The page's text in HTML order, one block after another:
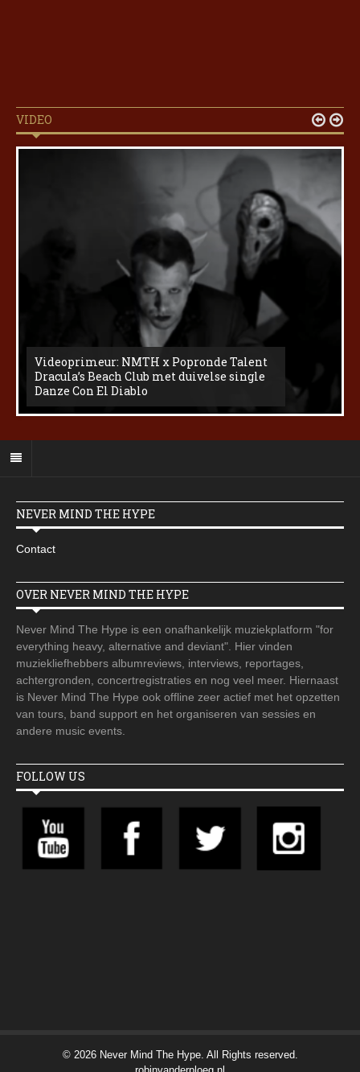
VIDEO
Videoprimeur: NMTH x Popronde Talent
Dracula’s Beach Club met duivelse single
Danze Con El Diablo
 
NEVER MIND THE HYPE
Contact
OVER NEVER MIND THE HYPE
Never Mind The Hype is een onafhankelijk muziekplatform "for
everything heavy, alternative and deviant". Hier vinden
muziekliefhebbers albumreviews, interviews, reportages,
achtergronden, concertregistraties en nog veel meer. Hiernaast
is Never Mind The Hype ook offline zeer actief met het opzetten
van tours, band support en het organiseren van sessies en
andere music events.
FOLLOW US
© 2026 Never Mind The Hype. All Rights reserved.